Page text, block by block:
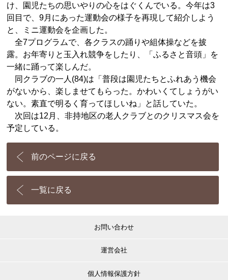
け、園児たちの思いやりの心をはぐくんでいる。今年は3
回目で、9月にあった運動会の様子を再現して紹介しよう
と、ミニ運動会を企画した。
全7プログラムで、各クラスの踊りや組体操などを披
露。お年寄りと玉入れ競争をしたり、「ふるさと音頭」を
一緒に踊って楽しんだ。
同クラブの一人(84)は「普段は園児たちとふれあう機会
がないから、楽しませてもらった。かわいくてしょうがい
ない。素直で明るく育ってほしいね」と話していた。
次回は12月、非持地区の老人クラブとのクリスマス会を
予定している。
前のページに戻る
一覧に戻る
お問い合わせ
運営会社
個人情報保護方針